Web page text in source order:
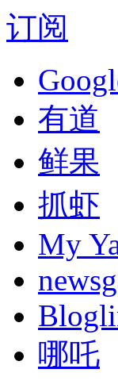
订阅
有道
鲜果
抓虾
My
哪吒